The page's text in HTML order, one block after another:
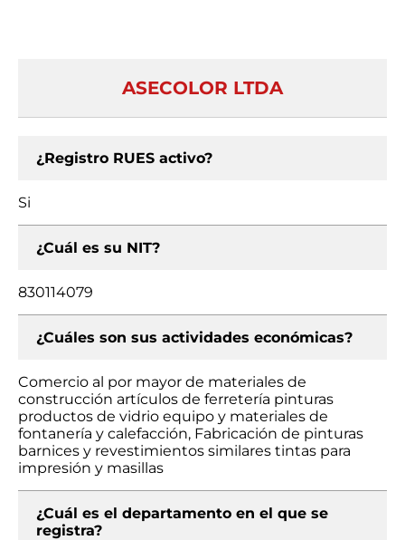
ASECOLOR LTDA
¿Registro RUES activo?
Si
¿Cuál es su NIT?
830114079
¿Cuáles son sus actividades económicas?
Comercio al por mayor de materiales de
construcción artículos de ferretería pinturas
productos de vidrio equipo y materiales de
fontanería y calefacción, Fabricación de pinturas
barnices y revestimientos similares tintas para
impresión y masillas
¿Cuál es el departamento en el que se
registra?